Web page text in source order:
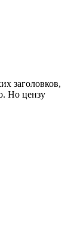
заголовков,
Но цензу